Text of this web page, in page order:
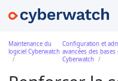
Maintenance du
logiciel Cyberwatch
Configuration et
avancées des bases
Cyberwatch